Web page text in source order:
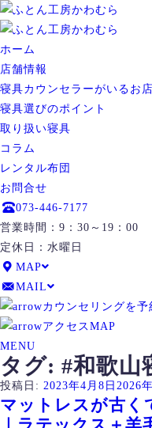
ホーム
店舗情報
寝具カウンセラーがいるお
寝具選びのポイント
取り扱い寝具
コラム
レンタル布団
お問合せ
073-446-7177
営業時間：9：30～19：00
定休日：水曜日
MAP
MAIL
カウンセリングを予
アクセスMAP
MENU
タグ: #和歌山
投稿日: 2023年4月8日 2026
マットレスが古く